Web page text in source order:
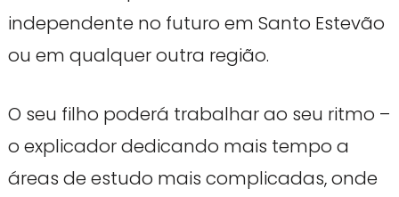
independente no futuro em Santo Estevão
ou em qualquer outra região.
O seu filho poderá trabalhar ao seu ritmo –
o explicador dedicando mais tempo a
áreas de estudo mais complicadas, onde